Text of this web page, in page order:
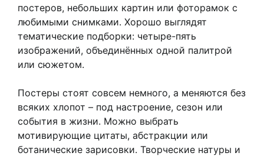
постеров, небольших картин или фоторамок с
любимыми снимками. Хорошо выглядят
тематические подборки: четыре-пять
изображений, объединённых одной палитрой
или сюжетом.
Постеры стоят совсем немного, а меняются без
всяких хлопот – под настроение, сезон или
события в жизни. Можно выбрать
мотивирующие цитаты, абстракции или
ботанические зарисовки. Творческие натуры и